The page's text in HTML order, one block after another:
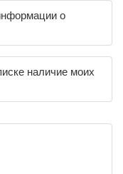
о
наличие моих